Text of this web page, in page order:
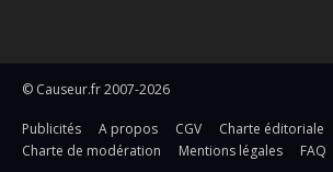
© Causeur.fr 2007-2026
Publicités A propos CGV
Charte éditoriale
Charte de modération
Mentions légales FAQ